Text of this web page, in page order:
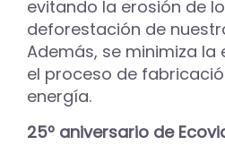
evitando la erosión de
deforestación de
Además, se minimiza la
el proceso de
energía.
25º aniversario de